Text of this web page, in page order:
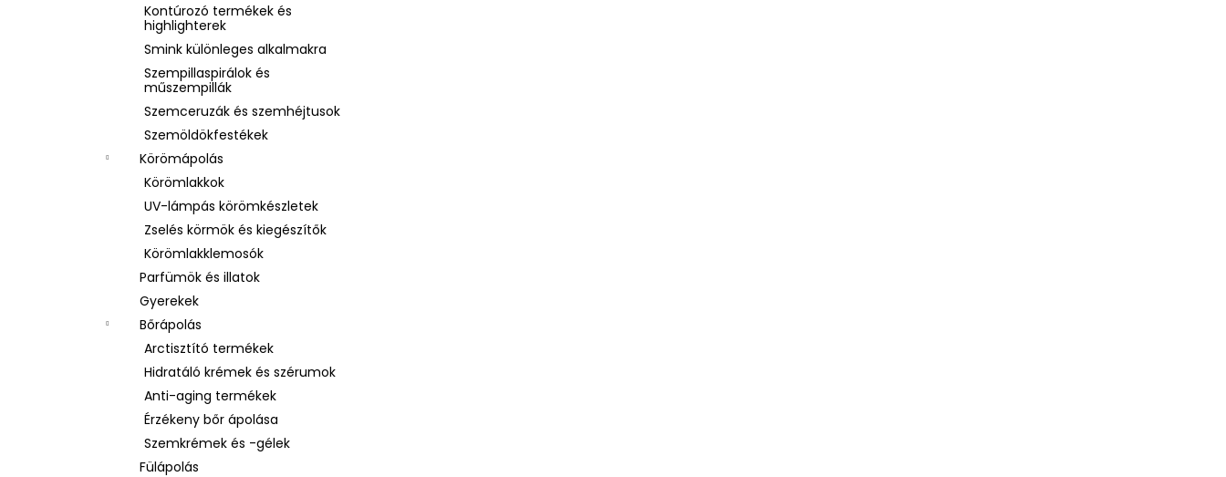
Kontúrozó termékek és
highlighterek
Smink különleges alkalmakra
Szempillaspirálok és
műszempillák
Szemceruzák és szemhéjtusok
Szemöldökfestékek
Körömápolás
Körömlakkok
UV-lámpás körömkészletek
Zselés körmök és kiegészítők
Körömlakklemosók
Parfümök és illatok
Gyerekek
Bőrápolás
Arctisztító termékek
Hidratáló krémek és szérumok
Anti-aging termékek
Érzékeny bőr ápolása
Szemkrémek és -gélek
Fülápolás